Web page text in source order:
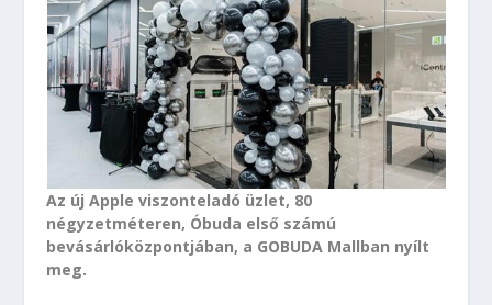
Az új Apple viszonteladó üzlet, 80
négyzetméteren, Óbuda első számú
bevásárlóközpontjában, a GOBUDA Mallban nyílt
meg.